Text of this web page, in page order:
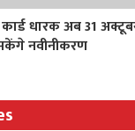
धारक अब 31
नवीनीकरण